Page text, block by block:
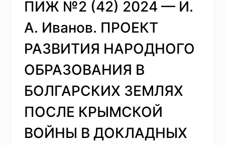
КАК
ФОРМИРОВАНИЯ
НАРРАТИВА
ГОДЫ
ВОЙНЫ
1856
ПИЖ №2 (42) 2024 — И.
А. Иванов. ПРОЕКТ
РАЗВИТИЯ НАРОДНОГО
ОБРАЗОВАНИЯ В
БОЛГАРСКИХ ЗЕМЛЯХ
ПОСЛЕ КРЫМСКОЙ
ВОЙНЫ В ДОКЛАДНЫХ